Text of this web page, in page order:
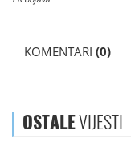
KOMENTARI (0)
OSTALEVIJESTI